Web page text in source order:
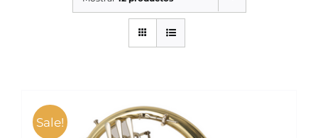
SERVICIOS TALLER
OCASIÓN
Sale!